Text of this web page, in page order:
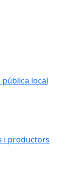
local
i productors